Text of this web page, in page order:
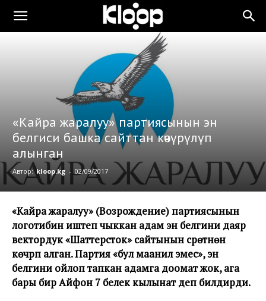
«Кайра жаралуу» партиясынын эн
белгиси башка сайттан көчүрүлүп
алынган
Автор: kloop.kg - 02/09/2017
«Кайра жаралуу» (Возрождение) партиясынын
логотибин иштеп чыккан адам эн белгини даяр
вектордук«Шаттерсток»сайтынын сүрөтүнөн
көчүрүп алган. Партия «бул маанилүү эмес», эн
белгини ойлоп тапкан адамга доомат жок, ага
бары бирАйфон 7 белек кылынат деп билдирди.